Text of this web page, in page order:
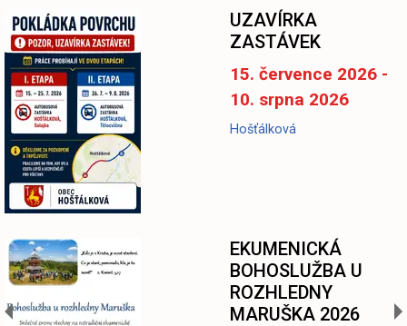
UZAVÍRKA
ZASTÁVEK
15. července 2026 -
10. srpna 2026
Hošťálková
EKUMENICKÁ
BOHOSLUŽBA U
ROZHLEDNY
MARUŠKA 2026